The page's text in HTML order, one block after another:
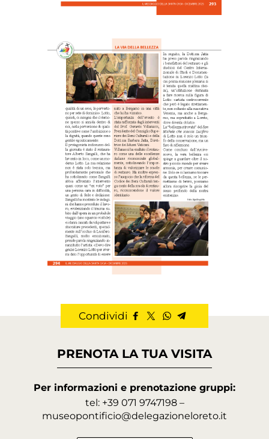
Condividi
PRENOTA LA TUA VISITA
Per informazioni e prenotazione gruppi:
tel: +39 071 9747198 –
museopontificio@delegazioneloreto.it